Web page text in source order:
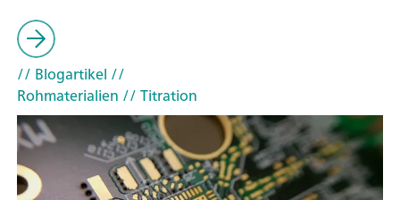
// Blogartikel //
Rohmaterialien // Titration